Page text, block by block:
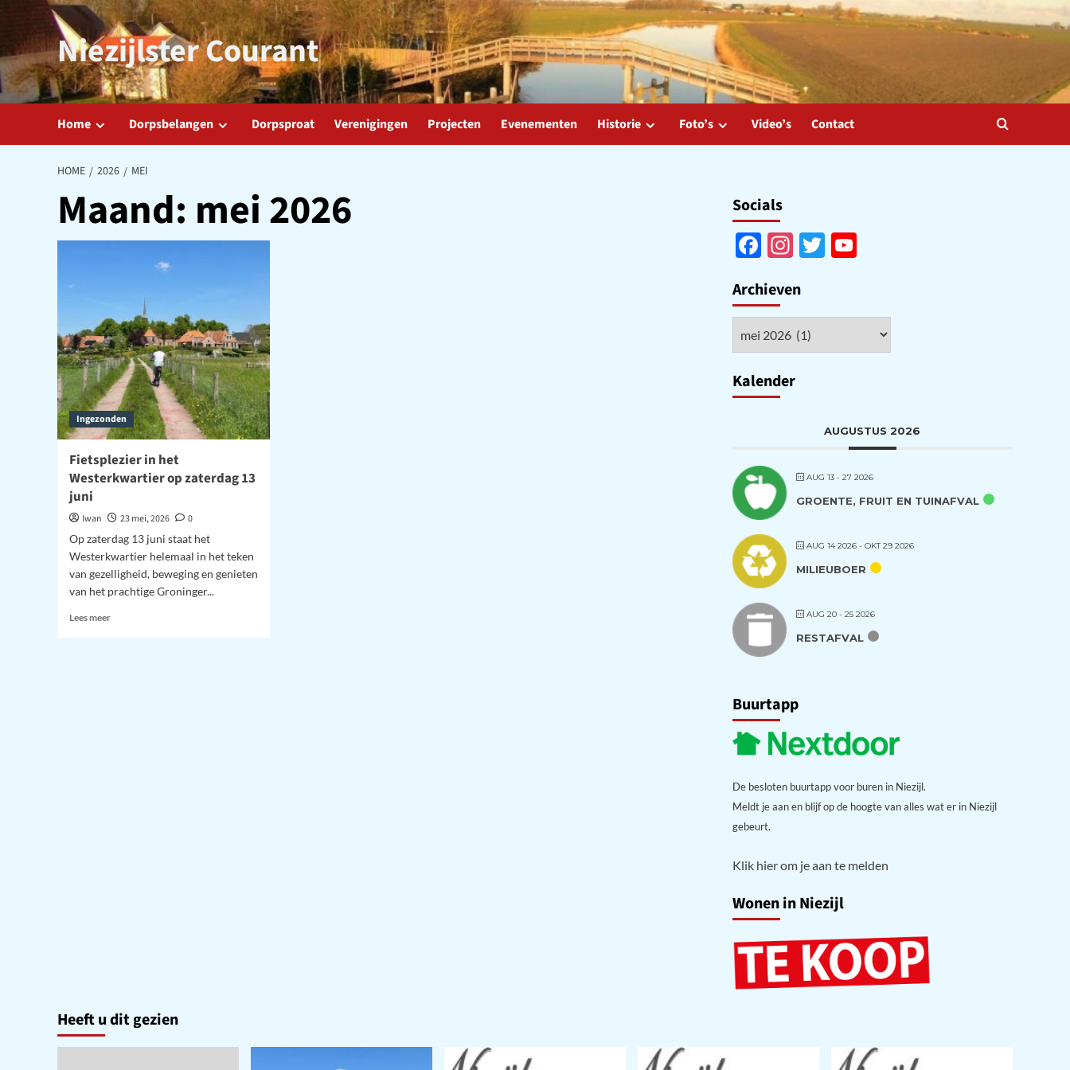
de
inhoud
Niezijlster Courant
Home Dorpsbelangen Dorpsproat Verenigingen Projecten Evenementen Historie Foto’s Video’s Contact
HOME 2026 MEI
Maand: mei 2026
Ingezonden
Fietsplezier in het
Westerkwartier op zaterdag 13
juni
Iwan 23 mei, 2026
0
Op zaterdag 13 juni staat het
Westerkwartier helemaal in het teken
van gezelligheid, beweging en genieten
van het prachtige Groninger...
Lees meerLees
Socials
Facebook
Instagram
Twitter
YouTube
Archieven
Kalender
AUGUSTUS 2026
AUG 13 - 27 2026
GROENTE, FRUIT EN TUINAFVAL
AUG 14 2026- OKT 29 2026
MILIEUBOER
AUG 20 - 25 2026
RESTAFVAL
Buurtapp
De besloten buurtapp voor buren in Niezijl.
Meldt je aan en blijf op de hoogte van alles wat er in Niezijl
gebeurt.
Klik hier om je aan te melden
Wonen in Niezijl
Heeft u dit gezien